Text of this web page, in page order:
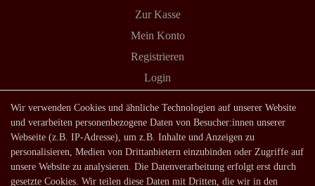
Zur Kasse
Mein Konto
Registrieren
Login
Shop
Lagerverkauf
Zahlungsarten
Versandarten und -kosten
Wir verwenden Cookies und ähnliche Technologien auf unserer Website
und verarbeiten personenbezogene Daten von Besucher:innen unserer
Webseite (z.B. IP-Adresse), um z.B. Inhalte und Anzeigen zu
personalisieren, Medien von Drittanbietern einzubinden oder Zugriffe auf
unsere Website zu analysieren. Die Datenverarbeitung erfolgt erst durch
gesetzte Cookies. Wir teilen diese Daten mit Dritten, die wir in den